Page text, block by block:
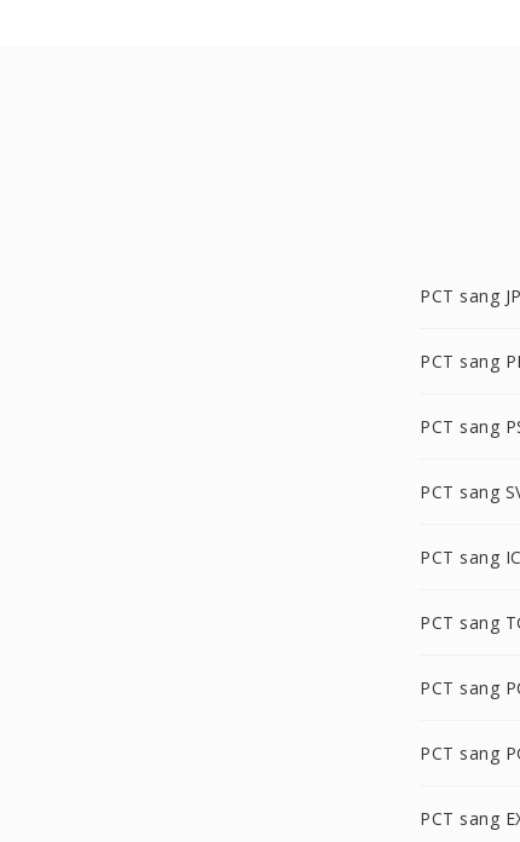
PCT sang
PCT sang
PCT sang
PCT sang
PCT sang
PCT sang
PCT sang
PCT sang
PCT sang